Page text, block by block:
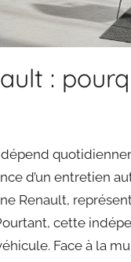
:
dépend
d’un entretien
Renault,
cette
Face à la